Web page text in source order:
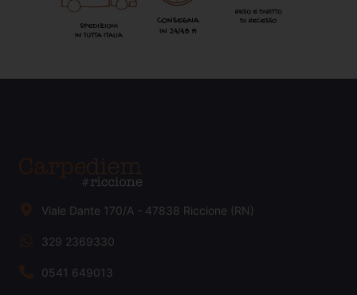
Viale Dante 170/A - 47838 Riccione (RN)
329 2369330
0541 649013